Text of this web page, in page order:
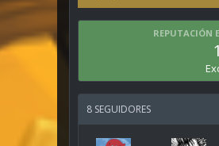
REPUTACIÓN
8 SEGUIDORES